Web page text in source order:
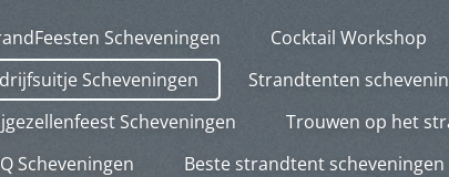
Scheveningen Cocktail Workshop
Scheveningen
Strandtenten
Scheveningen
Trouwen op het
Scheveningen
Beste strandtent scheveningen